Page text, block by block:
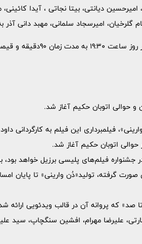
دیانتی، بیتا نجاتی ، آیدا کائینی،
گلرخیان، امیرسجاد سلمانی، مهبد دانی آذر
و حوالی اتوبان حکیم آغاز شد.
فیلمبرداری این فیلم به
اتوبان حکیم آغاز شد.
فیلم‌های پلیسی برزیل خواهد بود،
گرفته، تولید«دُن وارینی» تا پایان
صد» که پروانه آن در قالب ویدئویی
علیرضا مهرام، افشین سنگچاپ، سید